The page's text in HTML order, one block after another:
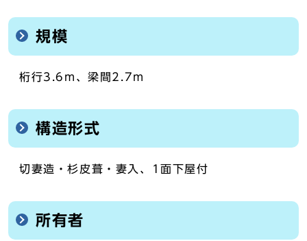
規模
桁行3.6m、梁間2.7m
構造形式
切妻造・杉皮葺・妻入、1面下屋付
所有者